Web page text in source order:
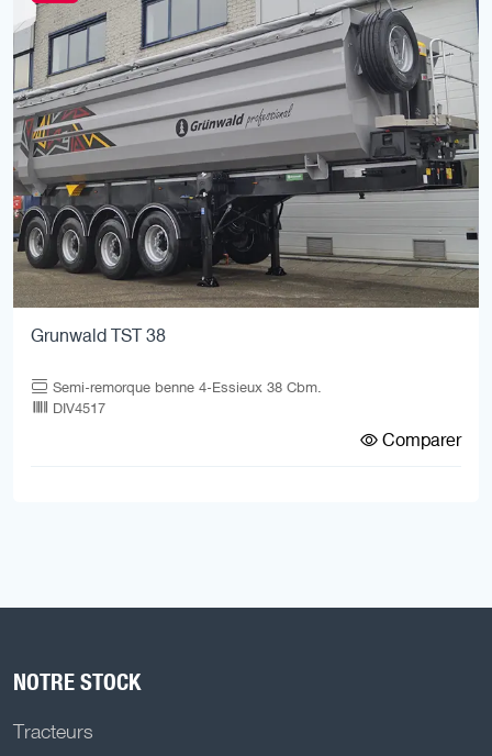
Grunwald TST 38
Semi-remorque benne 4-Essieux 38 Cbm.
DIV4517
Comparer
NOTRE STOCK
Tracteurs